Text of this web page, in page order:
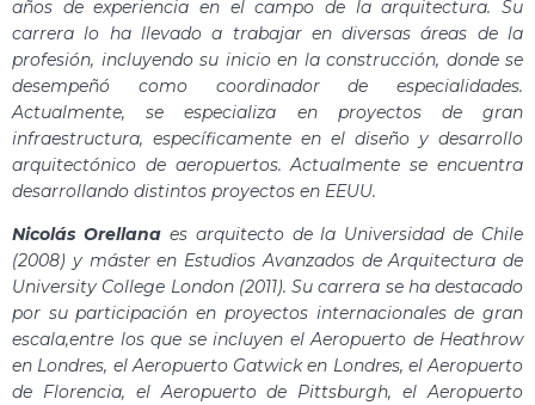
años de experiencia en el campo de la arquitectura. Su
carrera lo ha llevado a trabajar en diversas áreas de la
profesión, incluyendo su inicio en la construcción, donde se
desempeñó como coordinador de especialidades.
Actualmente, se especializa en proyectos de gran
infraestructura, específicamente en el diseño y desarrollo
arquitectónico de aeropuertos. Actualmente se encuentra
desarrollando distintos proyectos en EEUU.
Nicolás Orellanaes arquitecto de la Universidad de Chile
(2008) y máster en Estudios Avanzados de Arquitectura de
University College London (2011). Su carrera se ha destacado
por su participación en proyectos internacionales de gran
escala,entre los que se incluyen el Aeropuerto de Heathrow
en Londres, el Aeropuerto Gatwick en Londres, el Aeropuerto
de Florencia, el Aeropuerto de Pittsburgh, el Aeropuerto